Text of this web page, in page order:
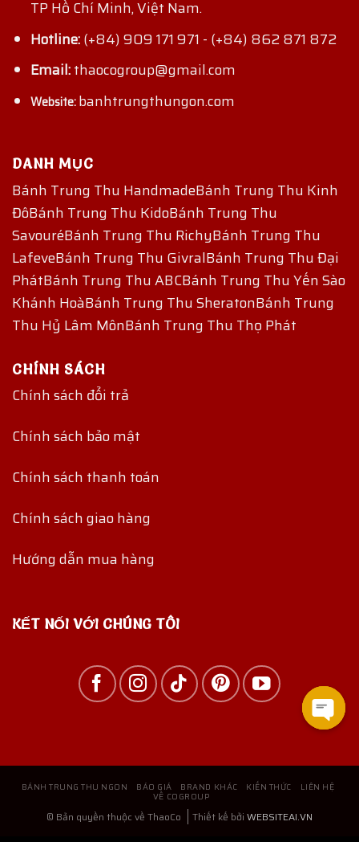
TP Hồ Chí Minh, Việt Nam.
Hotline:(+84) 909 171 971 - (+84) 862 871 872
Email:thaocogroup@gmail.com
Website:banhtrungthungon.com
DANH MỤC
Bánh Trung Thu HandmadeBánh Trung Thu Kinh
ĐôBánh Trung Thu KidoBánh Trung Thu
SavouréBánh Trung Thu RichyBánh Trung Thu
LafeveBánh Trung Thu GivralBánh Trung Thu Đại
PhátBánh Trung Thu ABCBánh Trung Thu Yến Sào
Khánh HoàBánh Trung Thu SheratonBánh Trung
Thu Hỷ Lâm MônBánh Trung Thu Thọ Phát
CHÍNH SÁCH
Chính sách đổi trả
Chính sách bảo mật
Chính sách thanh toán
Chính sách giao hàng
Hướng dẫn mua hàng
KẾT NỐI VỚI CHÚNG TÔI
BÁNH TRUNG THU NGON BÁO GIÁ BRAND KHÁC KIẾN THỨC LIÊN HỆ
VỀ COGROUP
© Bản quyền thuộc về ThaoCo Thiết kế bởi WEBSITEAI.VN